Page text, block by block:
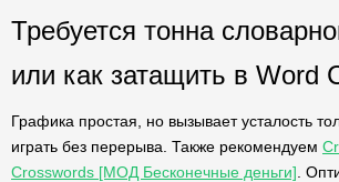
Требуется тонна
или как затащить в Word
Графика простая, но вызывает усталость
играть без перерыва. Также рекомендуем
Crosswords [МОД Бесконечные деньги] .